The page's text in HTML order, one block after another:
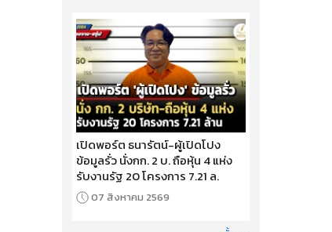
เปิดพอร์ต ธนารัตน์-ผู้เปิดโปง
ข้อมูลรั่ว นั่งกก. 2 บ. ถือหุ้น 4 แห่ง
รับงานรัฐ 20 โครงการ 7.21 ล.
07 สิงหาคม 2569